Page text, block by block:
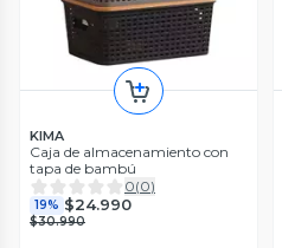
KIMA
Caja de almacenamiento con
tapa de bambú
0(0)
19% $24.990
$30.990